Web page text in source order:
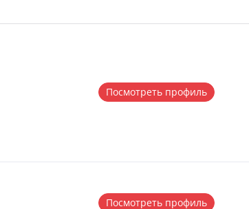
Посмотреть профиль
Посмотреть профиль